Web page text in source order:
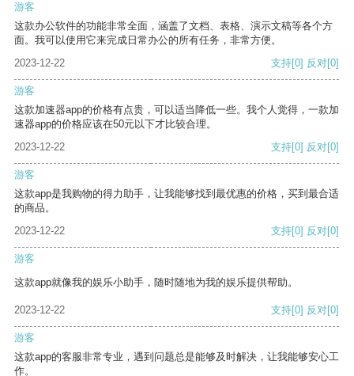
游客
这款办公软件的功能非常全面，涵盖了文档、表格、演示文稿等各个方
面。我可以使用它来完成日常办公的所有任务，非常方便。
2023-12-22
支持[0] 反对[0]
游客
这款加速器app的价格有点贵，可以适当降低一些。我个人觉得，一款加
速器app的价格应该在50元以下才比较合理。
2023-12-22
支持[0] 反对[0]
游客
这款app是我购物的得力助手，让我能够找到最优惠的价格，买到最合适
的商品。
2023-12-22
支持[0] 反对[0]
游客
这款app就像我的娱乐小助手，随时随地为我的娱乐提供帮助。
2023-12-22 支持[0] 反对[0]
游客
这款app的客服非常专业，遇到问题总是能够及时解决，让我能够安心工
作。